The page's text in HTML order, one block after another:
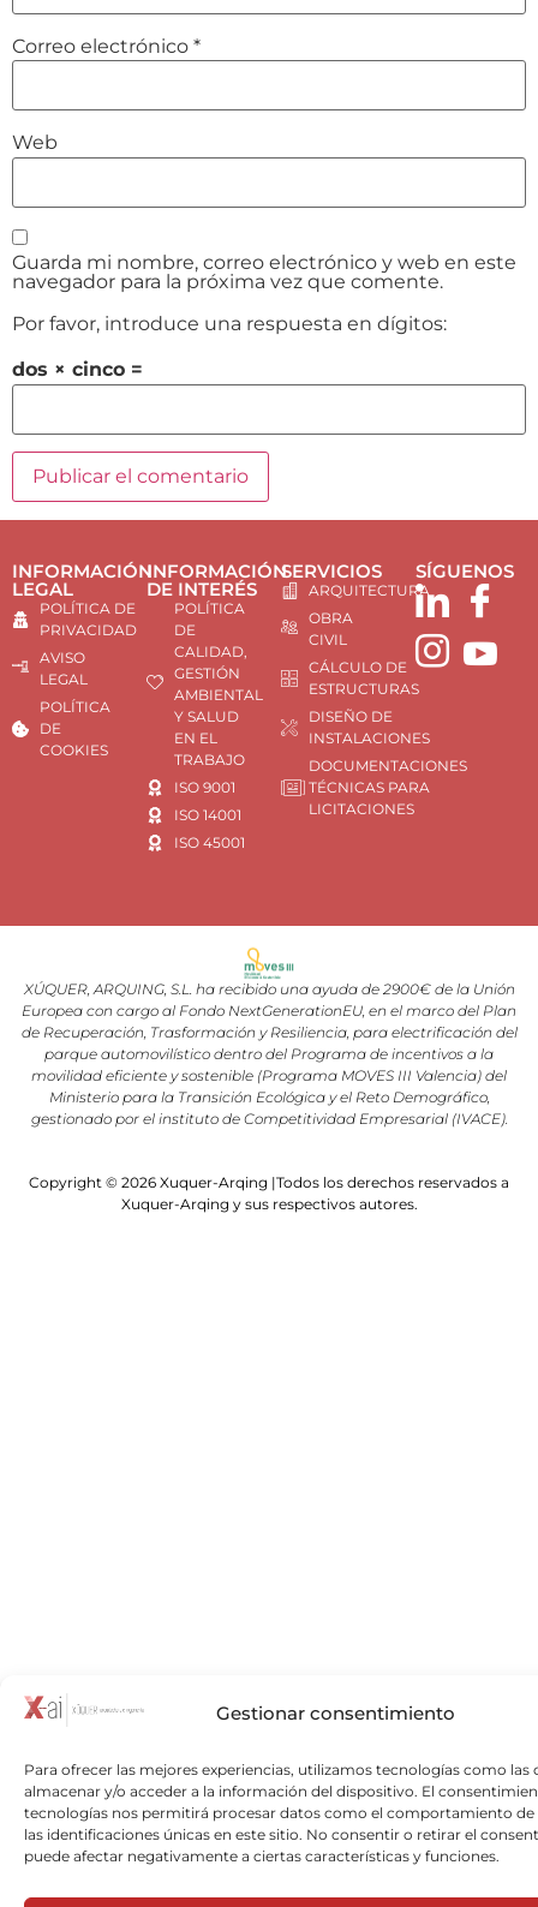
Gestionar consentimiento
Para ofrecer las mejores experiencias, utilizamos tecnologías como las
almacenar y/o acceder a la información del dispositivo. El
tecnologías nos permitirá procesar datos como el comportamiento de
las identificaciones únicas en este sitio. No consentir o retirar el
puede afectar negativamente a ciertas características y funciones.
Correo electrónico *
Web
Guarda mi nombre, correo electrónico y web en este
navegador para la próxima vez que comente.
Por favor, introduce una respuesta en dígitos:
dos × cinco =
INFORMACIÓN
LEGAL
POLÍTICA DE
PRIVACIDAD
AVISO
LEGAL
POLÍTICA
DE
COOKIES
INFORMACIÓN
DE INTERÉS
POLÍTICA
DE
CALIDAD,
GESTIÓN
AMBIENTAL
Y SALUD
EN EL
TRABAJO
ISO 9001
ISO 14001
ISO 45001
SERVICIOS
ARQUITECTURA
OBRA
CIVIL
CÁLCULO DE
ESTRUCTURAS
DISEÑO DE
INSTALACIONES
DOCUMENTACIONES
TÉCNICAS PARA
LICITACIONES
SÍGUENOS
XÚQUER, ARQUING, S.L. ha recibido una ayuda de 2900€ de la Unión
Europea con cargo al Fondo NextGenerationEU, en el marco del Plan
de Recuperación, Trasformación y Resiliencia, para electrificación del
parque automovilístico dentro del Programa de incentivos a la
movilidad eficiente y sostenible (Programa MOVES III Valencia) del
Ministerio para la Transición Ecológica y el Reto Demográfico,
gestionado por el instituto de Competitividad Empresarial (IVACE).
Copyright © 2026 Xuquer-Arqing |Todos los derechos reservados a
Xuquer-Arqing y sus respectivos autores.